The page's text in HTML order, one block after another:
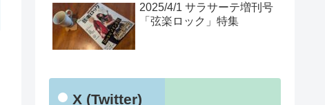
2025/4/1 サラサーテ増刊号
「弦楽ロック」特集
X (Twitter)